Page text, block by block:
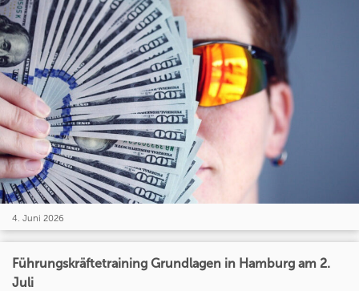
4. Juni 2026
Führungskräftetraining Grundlagen in Hamburg am 2.
Juli